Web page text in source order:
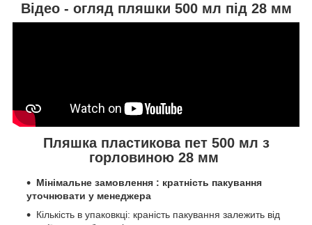
Відео - огляд пляшки 500 мл під 28 мм
Пляшка пластикова пет 500 мл з
горловиною 28 мм
Мінімальне замовлення : кратність пакування
уточнювати у менеджера
Кількість в упаковкці: краність пакування залежить від